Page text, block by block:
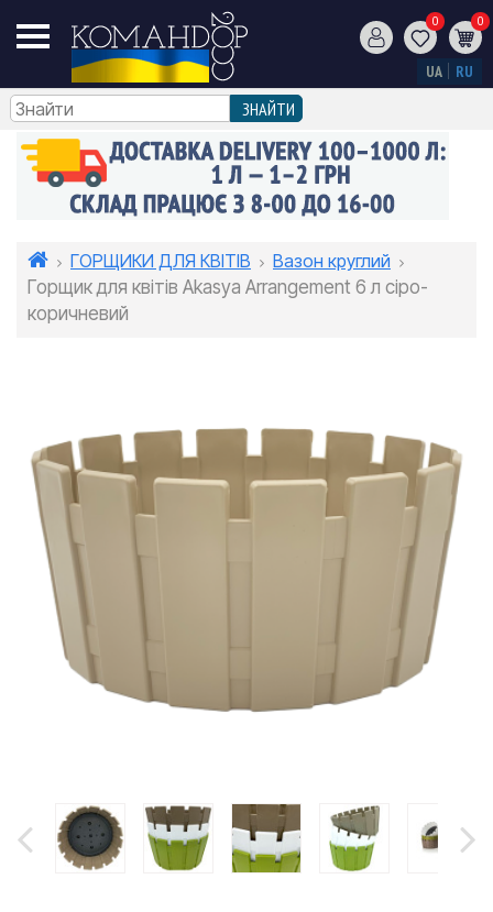
0 0
UA RU
ГОРЩИКИ ДЛЯ КВІТІВ
Вазон круглий
Горщик для квітів Akasya Arrangement 6 л сіро-
коричневий